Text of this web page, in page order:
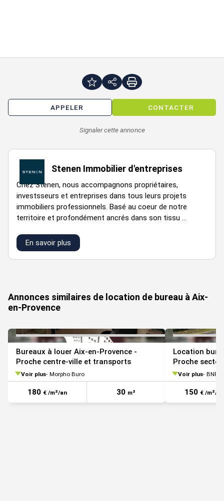
Parties communes qualitatives
Salle de repos / Kitchenette
Salle informatique
Type de sol : moquette
Type fenêtres : oscillo battante
Loyer annuel : 272568 € HTHC
Charges annuelles : 22714 € HT
Type de bail : Commercial
Montant de la taxe foncière : 7424 €
Honoraires à la charge du preneur : 15 % HT
batiment
1
108m2
272
568€
APPELER CONTACTER
Signaler cette annonce
Stenen Immobilier d'entreprises
Chez Stenen, nous accompagnons propriétaires,
investsseurs et entreprises dans tous leurs projets
immobiliers professionnels. Basé au coeur de notre
territoire et profondément ancrés dans son tissu ...
En savoir plus
Annonces similaires de location de bureau à Aix-
en-Provence
Bureaux à louer Aix-en-Provence -
Proche centre-ville et transports
Voir plus Morpho Buro
180 € /m²/an 30 m²
Location
Proche
Voir plus BNP
150 € /m²/an